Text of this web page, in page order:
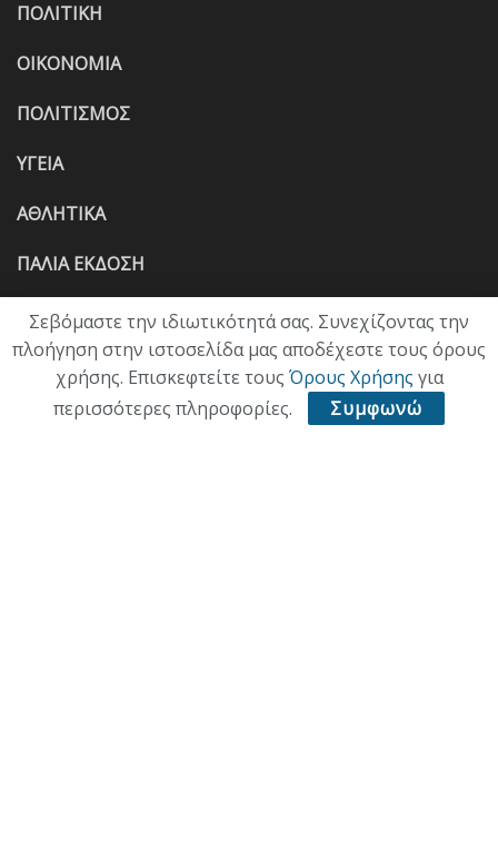
ΠΟΛΙΤΙΚΗ
ΟΙΚΟΝΟΜΙΑ
ΠΟΛΙΤΙΣΜΟΣ
ΥΓΕΙΑ
ΑΘΛΗΤΙΚΑ
ΠΑΛΙΑ ΕΚΔΟΣΗ
Σεβόμαστε την ιδιωτικότητά σας. Συνεχίζοντας την
πλοήγηση στην ιστοσελίδα μας αποδέχεστε τους όρους
χρήσης. Επισκεφτείτε τους Όρους Χρήσης για
περισσότερες πληροφορίες.
Συμφωνώ